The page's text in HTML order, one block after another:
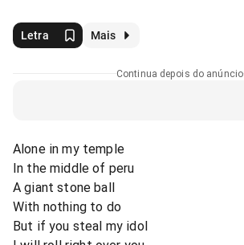
Letra Mais
Continua depois do anúncio
Alone in my temple
In the middle of peru
A giant stone ball
With nothing to do
But if you steal my idol